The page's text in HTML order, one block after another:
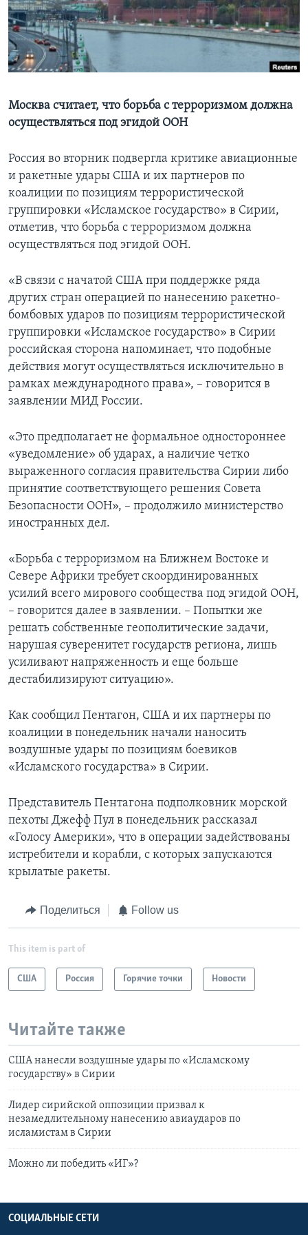
Learning English
СОЦИАЛЬНЫЕ СЕТИ
Языки
Москва считает, что борьба с терроризмом должна
осуществляться под эгидой ООН
Россия во вторник подвергла критике авиационные
и ракетные удары США и их партнеров по
коалиции по позициям террористической
группировки «Исламское государство» в Сирии,
отметив, что борьба с терроризмом должна
осуществляться под эгидой ООН.
«В связи с начатой США при поддержке ряда
других стран операцией по нанесению ракетно-
бомбовых ударов по позициям террористической
группировки «Исламское государство» в Сирии
российская сторона напоминает, что подобные
действия могут осуществляться исключительно в
рамках международного права», – говорится в
заявлении МИД России.
«Это предполагает не формальное одностороннее
«уведомление» об ударах, а наличие четко
выраженного согласия правительства Сирии либо
принятие соответствующего решения Совета
Безопасности ООН», – продолжило министерство
иностранных дел.
«Борьба с терроризмом на Ближнем Востоке и
Севере Африки требует скоординированных
усилий всего мирового сообщества под эгидой ООН,
– говорится далее в заявлении. – Попытки же
решать собственные геополитические задачи,
нарушая суверенитет государств региона, лишь
усиливают напряженность и еще больше
дестабилизируют ситуацию».
Как сообщил Пентагон, США и их партнеры по
коалиции в понедельник начали наносить
воздушные удары по позициям боевиков
«Исламского государства» в Сирии.
Представитель Пентагона подполковник морской
пехоты Джефф Пул в понедельник рассказал
«Голосу Америки», что в операции задействованы
истребители и корабли, с которых запускаются
крылатые ракеты.
Поделиться Follow us
This item is part of
США Россия Горячие точки Новости
Читайте также
США нанесли воздушные удары по «Исламскому
государству» в Сирии
Лидер сирийской оппозиции призвал к
незамедлительному нанесению авиаударов по
исламистам в Сирии
Можно ли победить «ИГ»?
СОЦИАЛЬНЫЕ СЕТИ